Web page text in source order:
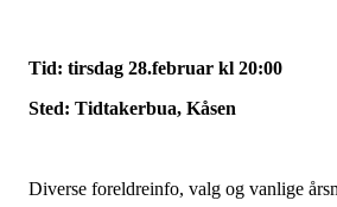
Tid: tirsdag 28.februar kl 20:00
Sted: Tidtakerbua, Kåsen
Diverse foreldreinfo, valg og vanlige